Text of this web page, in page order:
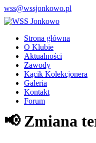
wss@wssjonkowo.pl
Strona główna
O Klubie
Aktualności
Zawody
Kącik Kolekcjonera
Galeria
Kontakt
Forum
📢 Zmiana